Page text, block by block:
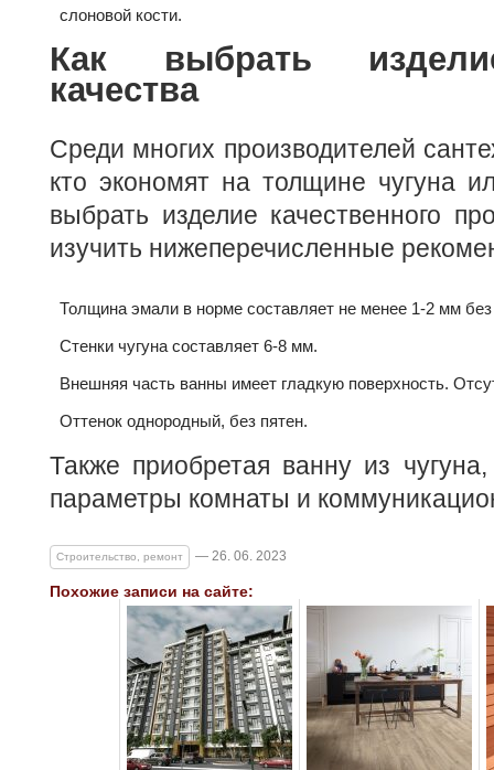
слоновой кости.
Как выбрать
качества
Среди многих производителей
кто экономят на толщине чугуна
выбрать изделие качественного
изучить нижеперечисленные
Толщина эмали в норме составляет не менее 1-2 мм
Стенки чугуна составляет 6-8 мм.
Внешняя часть ванны имеет гладкую поверхность.
Оттенок однородный, без пятен.
Также приобретая ванну из
параметры комнаты и
Строительство, ремонт — 26. 06. 2023
Похожие записи на сайте: